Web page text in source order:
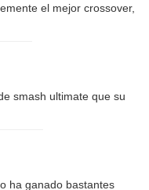
el mejor crossover,
smash ultimate que su
ha ganado bastantes